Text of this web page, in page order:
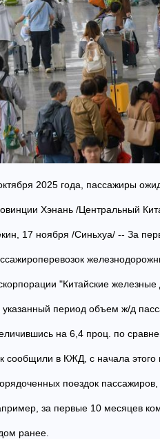
2025 года, пассажиры
Хэнань /Центральный
17 ноября /Синьхуа/ -- За
"Китайские
указанный период объем ж/д
на 6,4 проц. по
сообщили в КЖД, с начала
поездок
за первые 10 месяцев
ранее.